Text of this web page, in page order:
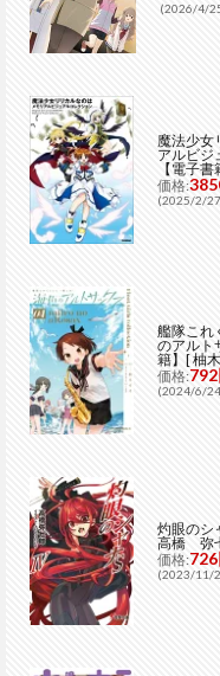
(2026/4/
魔法少女
アルビジ
【電子書
価格:
(2025/2/
艦隊これ
のアルト
籍】[ 柚
価格:
(2024/6/
灼眼のシ
高橋 弥
価格:
(2023/11/